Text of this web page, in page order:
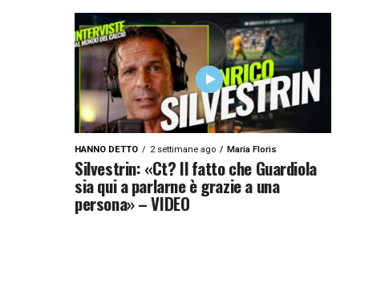
HANNO DETTO 2 settimane ago Maria Floris
Silvestrin: «Ct? Il fatto che Guardiola
sia qui a parlarne è grazie a una
persona» – VIDEO